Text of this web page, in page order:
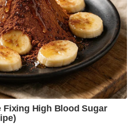
Fixing High Blood Sugar